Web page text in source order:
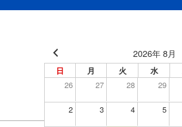
～）
2026年 8月
日 月 火 水
26
27 28 29
2 3 4 5